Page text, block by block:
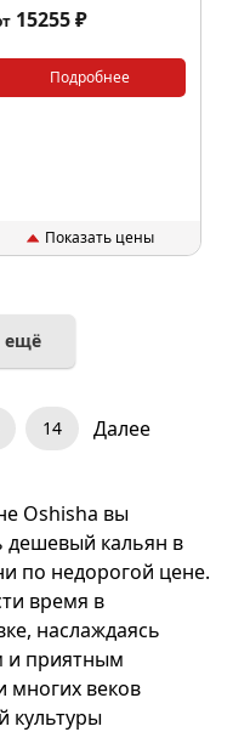
15255 ₽
Подробнее
Показать цены
ещё
14 Далее
Oshisha вы
дешевый кальян в
по недорогой цене.
время в
наслаждаясь
и приятным
веков
культуры